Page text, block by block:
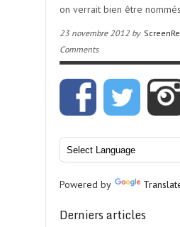
on verrait bien être
23 novembre 2012 by
Comments
Powered by
Derniers articles